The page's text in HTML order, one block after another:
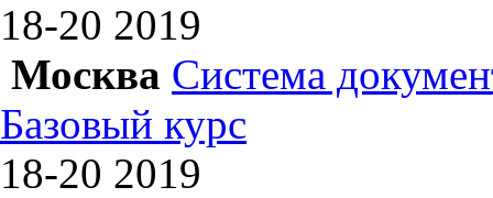
18-20 2019
Москва Система
Базовый курс
18-20 2019